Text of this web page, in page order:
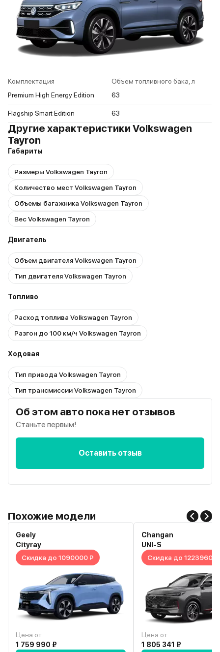
Комплектация
Объем топливного бака, л
Premium High Energy Edition
63
Flagship Smart Edition 63
Другие характеристики Volkswagen
Tayron
Габариты
Размеры Volkswagen Tayron
Количество мест Volkswagen Tayron
Объемы багажника Volkswagen Tayron
Вес Volkswagen Tayron
Двигатель
Объем двигателя Volkswagen Tayron
Тип двигателя Volkswagen Tayron
Топливо
Расход топлива Volkswagen Tayron
Разгон до 100 км/ч Volkswagen Tayron
Ходовая
Тип привода Volkswagen Tayron
Тип трансмиссии Volkswagen Tayron
Об этом авто пока нет отзывов
Станьте первым!
Оставить отзыв
Похожие модели
Geely
Cityray
Скидка до 1090000 Р
Цена от
1 759 990 ₽
Changan
UNI-S
Скидка до 1223960 Р
Цена от
1 805 341 ₽